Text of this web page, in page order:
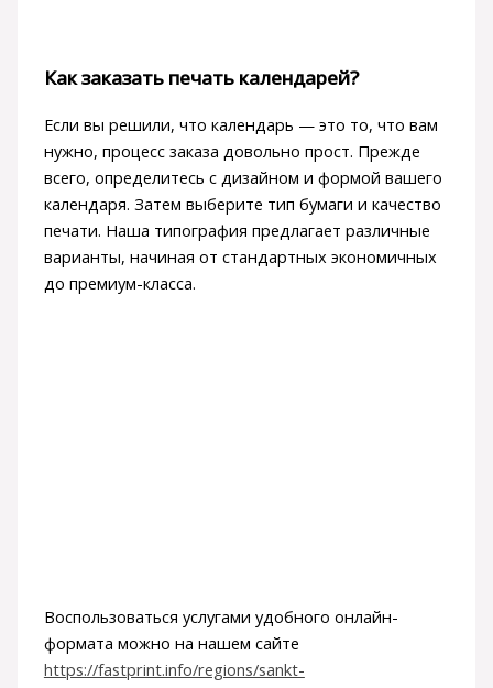
Как заказать печать календарей?
Если вы решили, что календарь — это то, что вам
нужно, процесс заказа довольно прост. Прежде
всего, определитесь с дизайном и формой вашего
календаря. Затем выберите тип бумаги и качество
печати. Наша типография предлагает различные
варианты, начиная от стандартных экономичных
до премиум-класса.
Воспользоваться услугами удобного онлайн-
формата можно на нашем сайте
https://fastprint.info/regions/sankt-